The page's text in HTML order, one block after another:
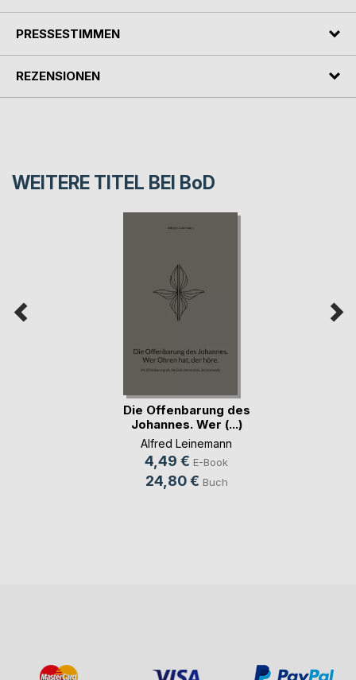
PRESSESTIMMEN
REZENSIONEN
WEITERE TITEL BEI BoD
Die Offenbarung des
Johannes. Wer (...)
Alfred Leinemann
4,49 € E-Book
24,80 € Buch